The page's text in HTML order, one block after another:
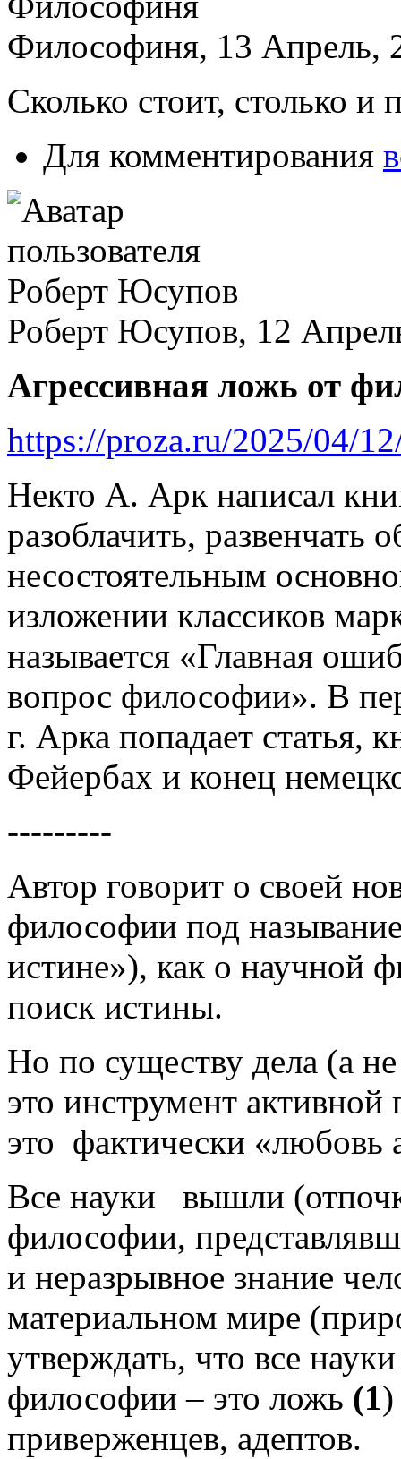
Философиня, 13 Апрель,
Сколько стоит, столько и
Для комментирования
Роберт Юсупов, 12
Агрессивная ложь от
https://proza.ru/2025/04/
Некто А. Арк написал
разоблачить, развенчать
несостоятельным
изложении классиков
называется «Главная
вопрос философии». В
г. Арка попадает статья,
Фейербах и конец
---------
Автор говорит о своей
философии под
истине»), как о научной
поиск истины.
Но по существу дела (а
это инструмент
это фактически «любовь
Все науки вышли
философии,
и неразрывное знание
материальном мире
утверждать, что все
философии – это ложь (1)
приверженцев, адептов.